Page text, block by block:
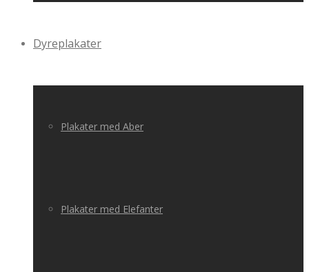
Dyreplakater
Plakater med Aber
Plakater med Elefanter